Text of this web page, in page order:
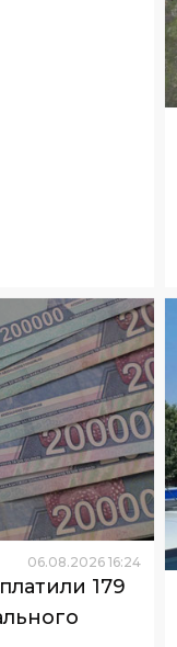
06.08.2026 16:24
179
получили